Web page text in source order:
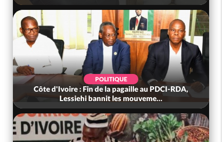
POLITIQUE
Côte d'Ivoire : Fin de la pagaille au PDCI-RDA,
Lessiehi bannit les mouveme...